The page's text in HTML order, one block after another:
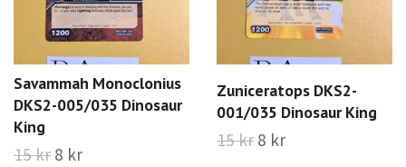
Savammah Monoclonius
DKS2-005/035 Dinosaur
King
15 kr 8 kr
Zuniceratops DKS2-
001/035 Dinosaur King
15 kr 8 kr